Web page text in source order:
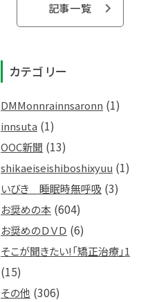
記事一覧
カテゴリー
DMMonnrainnsaronn (1)
innsuta (1)
OOC新聞 (13)
shikaeiseishiboshixyuu (1)
いびき 睡眠時無呼吸 (3)
お奨めの本 (604)
お奨めのＤＶＤ (6)
そこが聞きたい!「矯正治療」1
(15)
その他 (306)